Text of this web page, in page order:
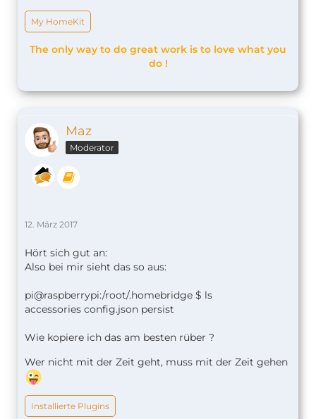
müssen alle Eintragungen für die Plugins gemacht
werden.
My HomeKit
The only way to do great work is to love what you
do !
Maz
Moderator
12. März 2017
Hört sich gut an:
Also bei mir sieht das so aus:
pi@raspberrypi:/root/.homebridge $ ls
accessories config.json persist
Wie kopiere ich das am besten rüber ?
Wer nicht mit der Zeit geht, muss mit der Zeit gehen
Installierte Plugins